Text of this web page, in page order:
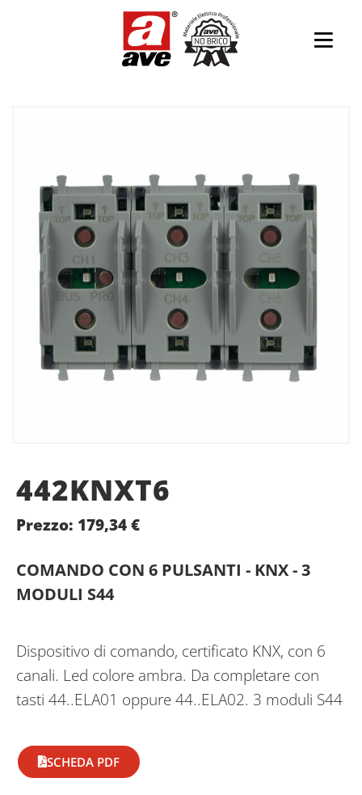
442KNXT6
Prezzo: 179,34€
COMANDO CON 6 PULSANTI - KNX - 3
MODULI S44
Dispositivo di comando, certificato KNX, con 6
canali. Led colore ambra. Da completare con
tasti 44..ELA01 oppure 44..ELA02. 3 moduli S44
SCHEDA PDF